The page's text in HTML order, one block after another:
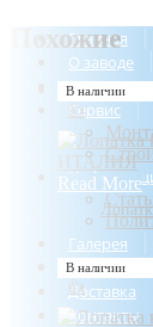
Главная
О заводе
Продукция
Сервис
Галерея
Оплата
Доставка
Контакты
Похожие
В наличии
👍
Read More
В наличии
👍